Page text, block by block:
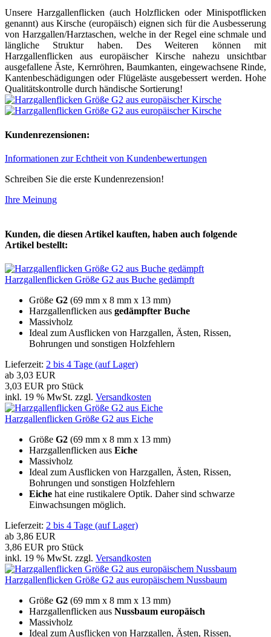
Unsere Harzgallenflicken (auch Holzflicken oder Minispotflicken
genannt) aus Kirsche (europäisch) eignen sich für die Ausbesserung
von Harzgallen/Harztaschen, welche in der Regel eine schmale und
längliche Struktur haben. Des Weiteren können mit
Harzgallenflicken aus europäischer Kirsche nahezu unsichtbar
ausgefallene Äste, Kernröhren, Baumkanten, eingewachsene Rinde,
Kantenbeschädigungen oder Flügeläste ausgebessert werden. Hohe
Qualitätskontrolle durch händische Sortierung!
Kundenrezensionen:
Informationen zur Echtheit von Kundenbewertungen
Schreiben Sie die erste Kundenrezension!
Ihre Meinung
Kunden, die diesen Artikel kauften, haben auch folgende
Artikel bestellt:
Harzgallenflicken Größe G2 aus Buche gedämpft
Größe G2 (69 mm x 8 mm x 13 mm)
Harzgallenflicken aus gedämpfter Buche
Massivholz
Ideal zum Ausflicken von Harzgallen, Ästen, Rissen,
Bohrungen und sonstigen Holzfehlern
Lieferzeit: 2 bis 4 Tage (auf Lager)
ab 3,03 EUR
3,03 EUR pro Stück
inkl. 19 % MwSt. zzgl. Versandkosten
Harzgallenflicken Größe G2 aus Eiche
Größe G2 (69 mm x 8 mm x 13 mm)
Harzgallenflicken aus Eiche
Massivholz
Ideal zum Ausflicken von Harzgallen, Ästen, Rissen,
Bohrungen und sonstigen Holzfehlern
Eiche hat eine rustikalere Optik. Daher sind schwarze
Einwachsungen möglich.
Lieferzeit: 2 bis 4 Tage (auf Lager)
ab 3,86 EUR
3,86 EUR pro Stück
inkl. 19 % MwSt. zzgl. Versandkosten
Harzgallenflicken Größe G2 aus europäischem Nussbaum
Größe G2 (69 mm x 8 mm x 13 mm)
Harzgallenflicken aus Nussbaum europäisch
Massivholz
Ideal zum Ausflicken von Harzgallen, Ästen, Rissen,